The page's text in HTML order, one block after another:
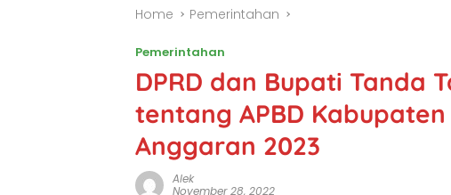
Home Pemerintahan
Pemerintahan
DPRD dan Bupati Tanda
tentang APBD
Anggaran 2023
Alek
November 28, 2022